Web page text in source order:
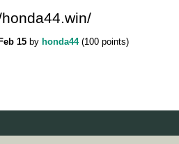
15 by honda44 (100 points)